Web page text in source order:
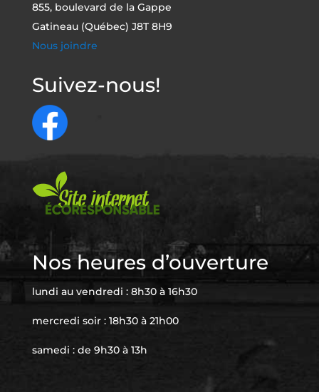
855, boulevard de la Gappe
Gatineau (Québec) J8T 8H9
Nous joindre
Suivez-nous!
Nos heures d’ouverture
lundi au vendredi : 8h30 à 16h30
mercredi soir : 18h30 à 21h00
samedi : de 9h30 à 13h